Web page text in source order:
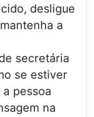
desligue
a
secretária
se estiver
pessoa
na